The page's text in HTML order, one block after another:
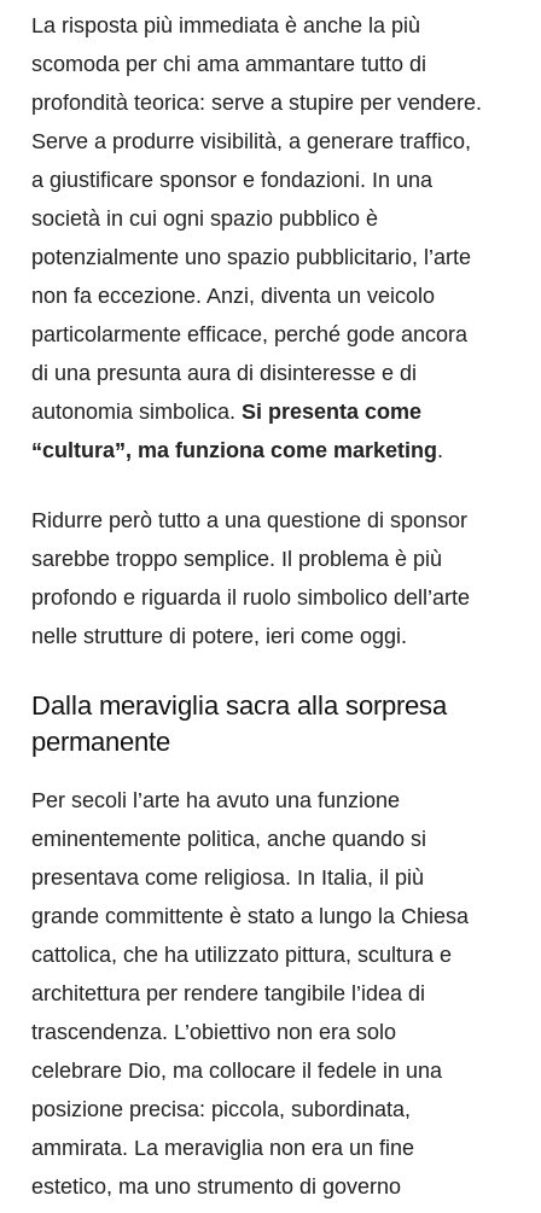
La risposta più immediata è anche la più
scomoda per chi ama ammantare tutto di
profondità teorica: serve a stupire per vendere.
Serve a produrre visibilità, a generare traffico,
a giustificare sponsor e fondazioni. In una
società in cui ogni spazio pubblico è
potenzialmente uno spazio pubblicitario, l’arte
non fa eccezione. Anzi, diventa un veicolo
particolarmente efficace, perché gode ancora
di una presunta aura di disinteresse e di
autonomia simbolica. Si presenta come
“cultura”, ma funziona come marketing.
Ridurre però tutto a una questione di sponsor
sarebbe troppo semplice. Il problema è più
profondo e riguarda il ruolo simbolico dell’arte
nelle strutture di potere, ieri come oggi.
Dalla meraviglia sacra alla sorpresa
permanente
Per secoli l’arte ha avuto una funzione
eminentemente politica, anche quando si
presentava come religiosa. In Italia, il più
grande committente è stato a lungo la Chiesa
cattolica, che ha utilizzato pittura, scultura e
architettura per rendere tangibile l’idea di
trascendenza. L’obiettivo non era solo
celebrare Dio, ma collocare il fedele in una
posizione precisa: piccola, subordinata,
ammirata. La meraviglia non era un fine
estetico, ma uno strumento di governo